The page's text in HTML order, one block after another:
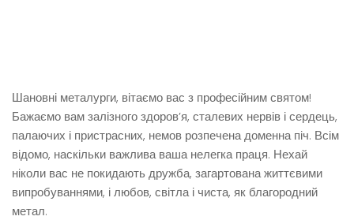
Шановні металурги, вітаємо вас з професійним святом!
Бажаємо вам залізного здоров’я, сталевих нервів і сердець,
палаючих і пристрасних, немов розпечена доменна піч. Всім
відомо, наскільки важлива ваша нелегка праця. Нехай
ніколи вас не покидають дружба, загартована життєвими
випробуваннями, і любов, світла і чиста, як благородний
метал.